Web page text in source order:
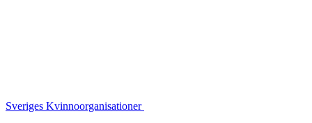
Sveriges Kvinnoorganisationer